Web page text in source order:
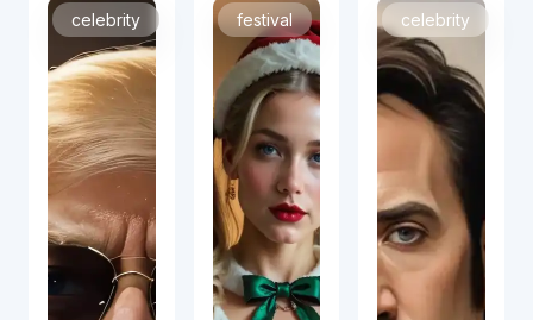
celebrity festival celebrity